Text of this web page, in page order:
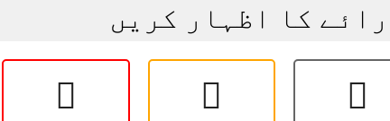
کا اظہار کریں